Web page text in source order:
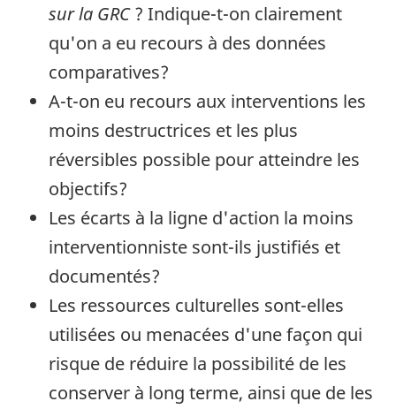
sur la GRC? Indique-t-on clairement
qu'on a eu recours à des données
comparatives?
A-t-on eu recours aux interventions les
moins destructrices et les plus
réversibles possible pour atteindre les
objectifs?
Les écarts à la ligne d'action la moins
interventionniste sont-ils justifiés et
documentés?
Les ressources culturelles sont-elles
utilisées ou menacées d'une façon qui
risque de réduire la possibilité de les
conserver à long terme, ainsi que de les